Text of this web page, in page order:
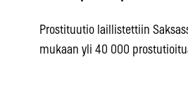
Prostituutio laillistettiin
mukaan yli 40 000